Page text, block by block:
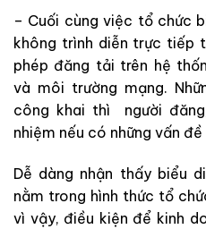
– Cuối cùng việc tổ chức
không trình diễn trực tiếp
phép đăng tải trên hệ
và môi trường mạng.
công khai thì người
nhiệm nếu có những vấn đề
Dễ dàng nhận thấy biểu
nằm trong hình thức tổ
vì vậy, điều kiện để kinh